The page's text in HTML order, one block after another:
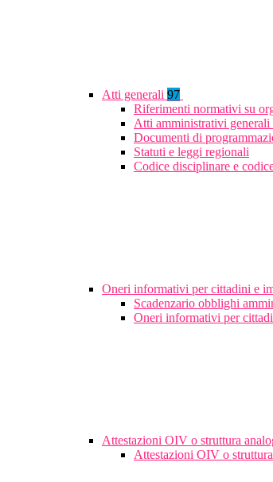
Atti generali 97
Riferimenti normativi su
Atti amministrativi generali
Documenti di
Statuti e leggi regionali
Codice disciplinare e
Oneri informativi per cittadini e
Scadenzario obblighi
Oneri informativi per
Attestazioni OIV o struttura
Attestazioni OIV o